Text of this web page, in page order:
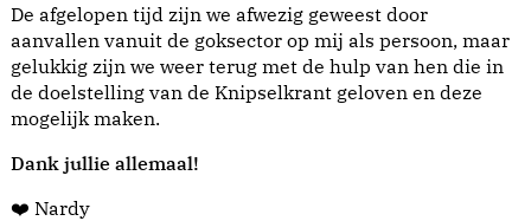
De afgelopen tijd zijn we afwezig geweest door
aanvallen vanuit de goksector op mij als persoon, maar
gelukkig zijn we weer terug met de hulp van hen die in
de doelstelling van de Knipselkrant geloven en deze
mogelijk maken.
Dank jullie allemaal!
❤️ Nardy